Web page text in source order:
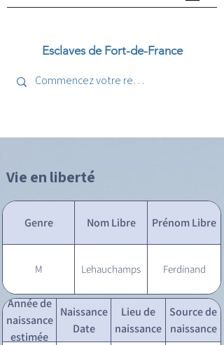
Esclaves de Fort-de-France
Vie en liberté
Genre Nom Libre Prénom Libre
M Lehauchamps Ferdinand
Année de
naissance
estimée
Naissance
Date
Lieu de
naissance
Source de
naissance